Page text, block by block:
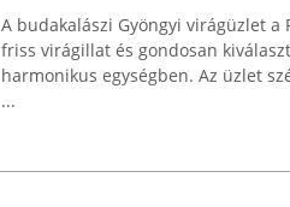
A budakalászi Gyöngyi virágüzlet
friss virágillat és gondosan
harmonikus egységben. Az üzlet
...